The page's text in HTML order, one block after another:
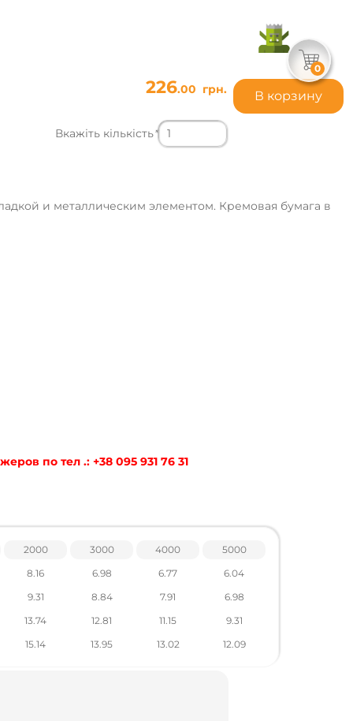
226.00 грн.
Вкажіть кількість*
и металлическим элементом. Кремовая бумага в
по тел .: +38 095 931 76 31
В корзину
2000 3000 4000
5000
8.16 6.98 6.77
6.04
9.31 8.84 7.91
6.98
13.74 12.81 11.15
9.31
15.14 13.95 13.02 12.09
0